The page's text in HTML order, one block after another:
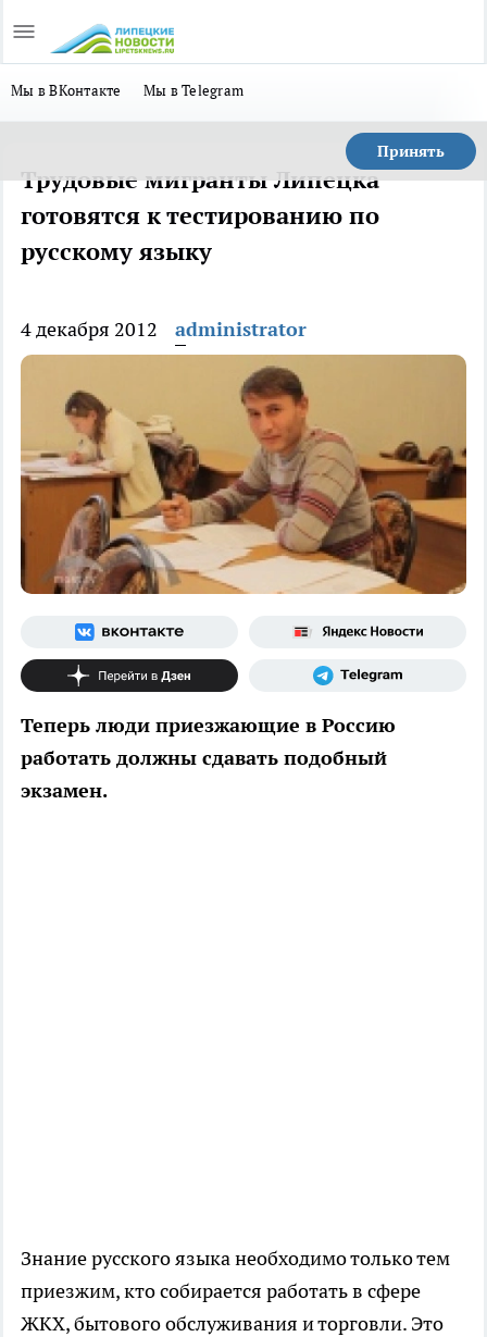
Мы в ВКонтакте Мы в Telegram
Принять
Трудовые мигранты Липецка
готовятся к тестированию по
русскому языку
4 декабря 2012 administrator
Теперь люди приезжающие в Россию
работать должны сдавать подобный
экзамен.
Знание русского языка необходимо только тем
приезжим, кто собирается работать в сфере
ЖКХ, бытового обслуживания и торговли. Это